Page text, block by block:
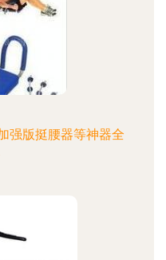
强版挺腰器等神器全